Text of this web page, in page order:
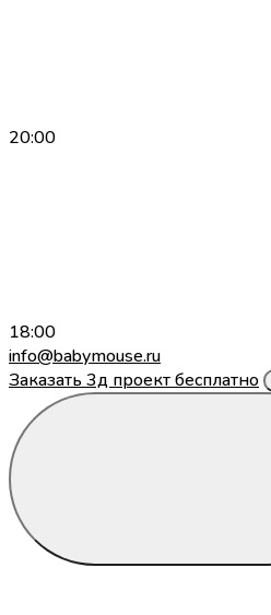
20:00
18:00
info@babymouse.ru
Заказать 3д проект бесплатно